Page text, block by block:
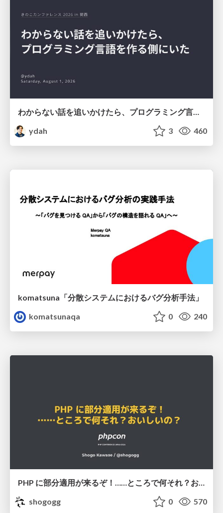
わからない話を追いかけたら、プログラミング言語を作る側にいた
ydah
3 460
komatsuna「分散システムにおけるバグ分析手法」
komatsunaqa
0 240
PHP に部分適用が来るぞ！……ところで何それ？おいしいの？ #phpcon / phpcon-2026
shogogg
0 570